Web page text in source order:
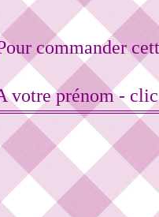
commander
votre prénom -